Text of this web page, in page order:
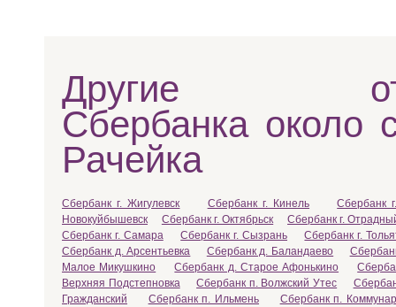
Другие
Сбербанка около
Рачейка
Сбербанк г. Жигулевск Сбербанк г. Кинель
Сбербанк
Новокуйбышевск
Сбербанк г. Октябрьск
Сбербанк г.
Сбербанк г. Самара
Сбербанк г. Сызрань
Сбербанк г.
Сбербанк д. Арсентьевка
Сбербанк д. Баландаево
Малое Микушкино
Сбербанк д. Старое Афонькино
Верхняя Подстепновка
Сбербанк п. Волжский Утес
Гражданский
Сбербанк п. Ильмень
Сбербанк п.